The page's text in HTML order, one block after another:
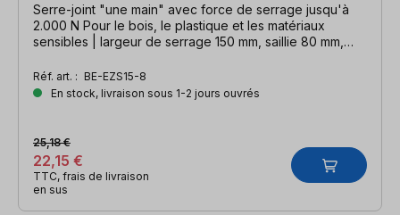
Serre-joint "une main" avec force de serrage jusqu'à
2.000 N Pour le bois, le plastique et les matériaux
sensibles | largeur de serrage 150 mm, saillie 80 mm,
Réf. art. : BE-EZS15-8
En stock, livraison sous 1-2 jours ouvrés
22,15 €
25,18 €
TTC, frais de livraison
en sus